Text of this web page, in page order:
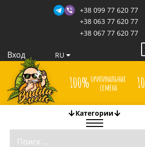
+38 099 77 620 77
+38 063 77 620 77
+38 067 77 620 77
Вход RU
100%оригинальные
семена
Категории